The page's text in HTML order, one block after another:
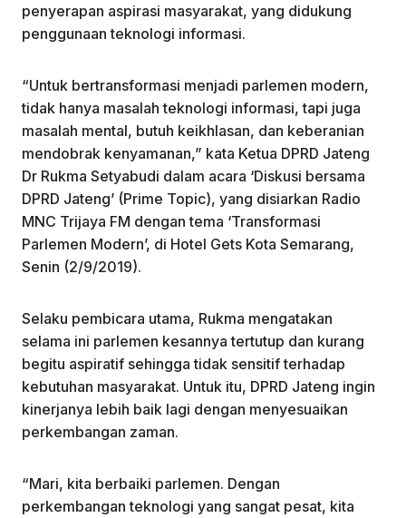
penyerapan aspirasi masyarakat, yang didukung
penggunaan teknologi informasi.
“Untuk bertransformasi menjadi parlemen modern,
tidak hanya masalah teknologi informasi, tapi juga
masalah mental, butuh keikhlasan, dan keberanian
mendobrak kenyamanan,” kata Ketua DPRD Jateng
Dr Rukma Setyabudi dalam acara ‘Diskusi bersama
DPRD Jateng’ (Prime Topic), yang disiarkan Radio
MNC Trijaya FM dengan tema ‘Transformasi
Parlemen Modern’, di Hotel Gets Kota Semarang,
Senin (2/9/2019).
Selaku pembicara utama, Rukma mengatakan
selama ini parlemen kesannya tertutup dan kurang
begitu aspiratif sehingga tidak sensitif terhadap
kebutuhan masyarakat. Untuk itu, DPRD Jateng ingin
kinerjanya lebih baik lagi dengan menyesuaikan
perkembangan zaman.
“Mari, kita berbaiki parlemen. Dengan
perkembangan teknologi yang sangat pesat, kita